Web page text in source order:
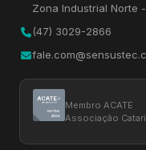
Zona Industrial Norte
(47) 3029-2866
Membro ACATE
Associação